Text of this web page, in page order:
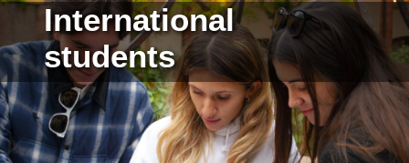
International
students